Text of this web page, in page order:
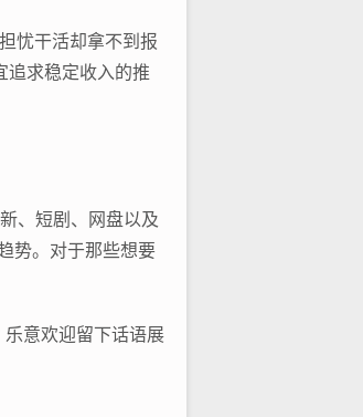
忧干活却拿不到报
追求稳定收入的推
、短剧、网盘以及
势。对于那些想要
意欢迎留下话语展